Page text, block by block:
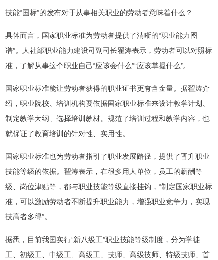
技能“国标”的发布对于从事相关职业的劳动者意味着什么？
具体而言，国家职业标准为劳动者提供了清晰的“职业能力图
谱”。人社部职业能力建设司副司长翟涛表示，劳动者可以对照标
准，了解从事这个职业自己“应该会什么”“应该掌握什么”。
国家职业标准能让劳动者获得的职业证书更有含金量。据翟涛介
绍，职业院校、培训机构要依据国家职业标准来设计教学计划、
制定教学大纲、选择培训教材。规范了培训过程和教学内容，也
就保证了教育培训的针对性、实用性。
国家职业标准也为劳动者指引了职业发展路径，提供了晋升职业
技能等级的依据。翟涛表示，在很多用人单位，员工的薪酬等
级、岗位津贴等，都与职业技能等级直接挂钩，“制定国家职业标
准，可以激励劳动者不断提升职业能力，增强职业竞争力，实现
技高者多得”。
据悉，目前我国实行“新八级工”职业技能等级制度，分为学徒
工、初级工、中级工、高级工、技师、高级技师、特级技师、首